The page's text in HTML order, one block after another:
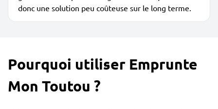
donc une solution peu coûteuse sur le long terme.
Pourquoi utiliser Emprunte
Mon Toutou ?